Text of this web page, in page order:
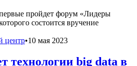
пройдет форум «Лидеры
состоится вручение
центр•10 мая 2023
технологии big data в